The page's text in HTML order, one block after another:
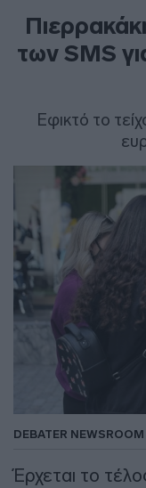
των SMS
Εφικτό το
DEBATER NEWSROOM
Έρχεται το